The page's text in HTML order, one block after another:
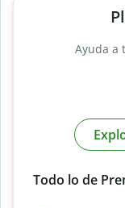
Ayuda a
Todo lo de